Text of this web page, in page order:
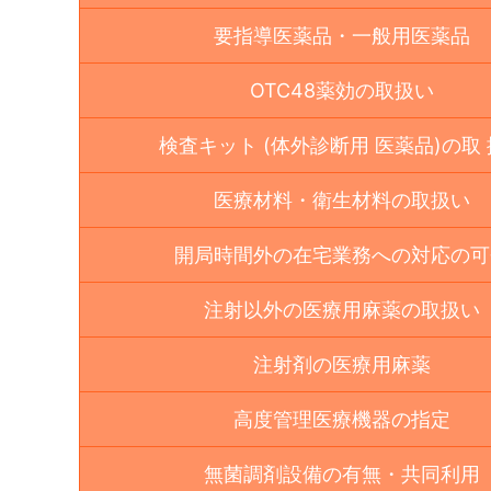
要指導医薬品・一般用医薬品
OTC48薬効の取扱い
検査キット (体外診断用 医薬品)の取
医療材料・衛生材料の取扱い
開局時間外の在宅業務への対応の
注射以外の医療用麻薬の取扱い
注射剤の医療用麻薬
高度管理医療機器の指定
無菌調剤設備の有無・共同利用